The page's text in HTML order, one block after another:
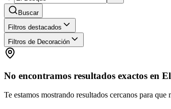
Buscar
Filtros destacados
Filtros de Decoración
No encontramos resultados exactos en
Te estamos mostrando resultados cercanos para que